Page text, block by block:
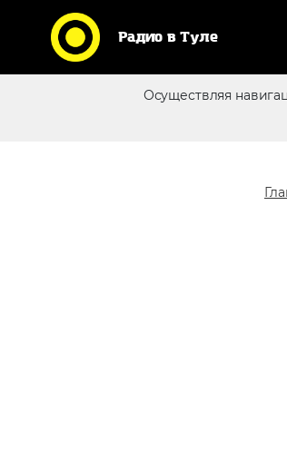
Радио в Туле
Осуществляя
Кликни по
станции и